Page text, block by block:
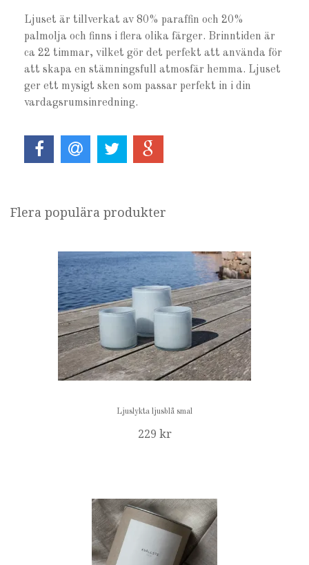
Ljuset är tillverkat av 80% paraffin och 20%
palmolja och finns i flera olika färger. Brinntiden är
ca 22 timmar, vilket gör det perfekt att använda för
att skapa en stämningsfull atmosfär hemma. Ljuset
ger ett mysigt sken som passar perfekt in i din
vardagsrumsinredning.
Flera populära produkter
Ljuslykta ljusblå smal
229 kr